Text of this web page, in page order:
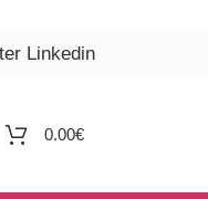
Linkedin
0.00€